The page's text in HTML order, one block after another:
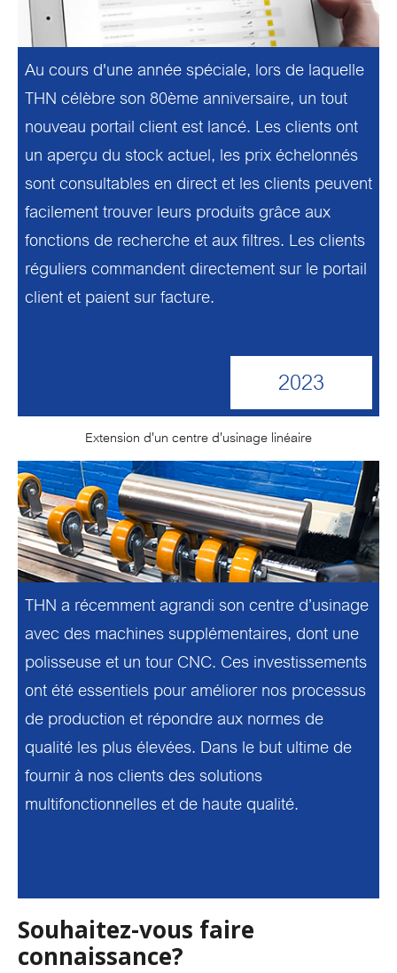
Au cours d'une année spéciale, lors de laquelle
THN célèbre son 80ème anniversaire, un tout
nouveau portail client est lancé. Les clients ont
un aperçu du stock actuel, les prix échelonnés
sont consultables en direct et les clients peuvent
facilement trouver leurs produits grâce aux
fonctions de recherche et aux filtres. Les clients
réguliers commandent directement sur le portail
client et paient sur facture.
2023
Extension d'un centre d'usinage linéaire
THN a récemment agrandi son centre d’usinage
avec des machines supplémentaires, dont une
polisseuse et un tour CNC. Ces investissements
ont été essentiels pour améliorer nos processus
de production et répondre aux normes de
qualité les plus élevées. Dans le but ultime de
fournir à nos clients des solutions
multifonctionnelles et de haute qualité.
Souhaitez-vous faire
connaissance?